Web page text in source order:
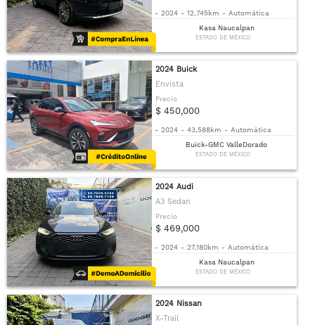
- 2024 - 12,745km - Automática
Kasa Naucalpan
ESTADO DE MÉXICO
2024 Buick
Envista
Precio
$ 450,000
- 2024 - 43,588km - Automática
Buick-GMC ValleDorado
ESTADO DE MÉXICO
2024 Audi
A3 Sedan
Precio
$ 469,000
- 2024 - 27,180km - Automática
Kasa Naucalpan
ESTADO DE MÉXICO
2024 Nissan
X-Trail